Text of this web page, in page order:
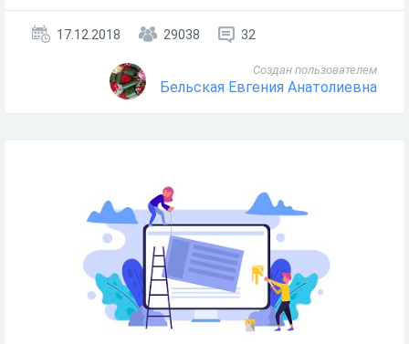
17.12.2018 29038 32
Создан пользователем
Бельская Евгения Анатолиевна